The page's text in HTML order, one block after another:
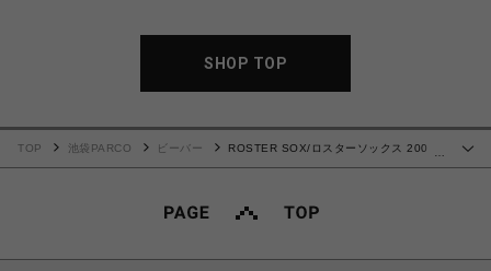
SHOP TOP
TOP 池袋PARCO ビーバー
ROSTER SOX/ロスターソックス 200